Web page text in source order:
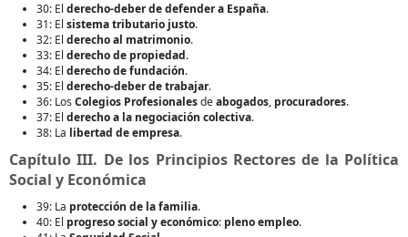
30: El derecho-deber de defender a España.
31: El sistema tributario justo.
32: El derecho al matrimonio.
33: El derecho de propiedad.
34: El derecho de fundación.
35: El derecho-deber de trabajar.
36: Los Colegios Profesionalesdeabogados, procuradores.
37: El derecho a la negociación colectiva.
38: La libertad de empresa.
Capítulo III. De los Principios Rectores de la Política
Social y Económica
39: La protección de la familia.
40: El progreso social y económico: pleno empleo.